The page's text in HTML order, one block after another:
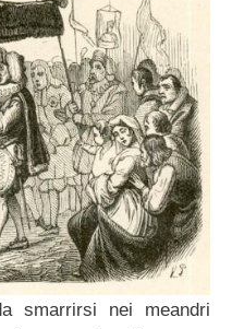
smarrirsi nei meandri